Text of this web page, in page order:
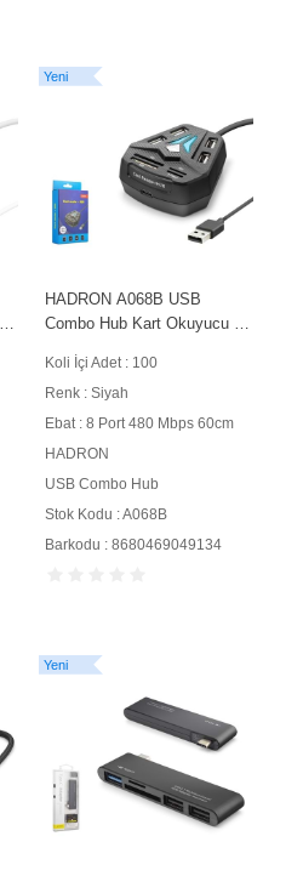
Yeni
HADRON A068B USB
Combo Hub Kart Okuyucu 8
Koli İçi Adet : 100
Renk : Siyah
Ebat : 8 Port 480 Mbps 60cm
HADRON
USB Combo Hub
Stok Kodu : A068B
Barkodu : 8680469049134
Yeni